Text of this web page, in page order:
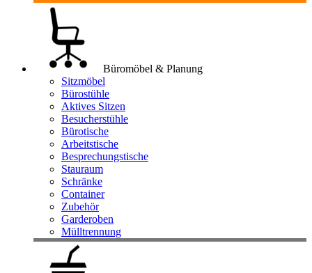
Büromöbel & Planung
Sitzmöbel
Bürostühle
Aktives Sitzen
Besucherstühle
Bürotische
Arbeitstische
Besprechungstische
Stauraum
Schränke
Container
Zubehör
Garderoben
Mülltrennung